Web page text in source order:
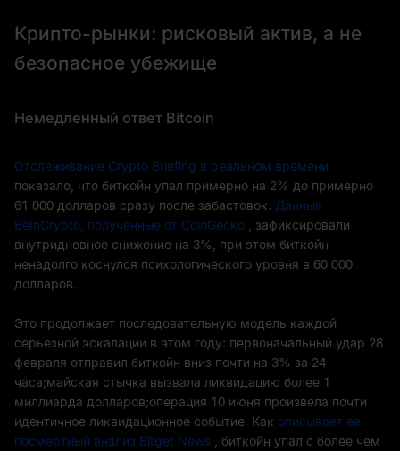
Крипто-рынки: рисковый актив, а не
безопасное убежище
Немедленный ответ Bitcoin
Отслеживание Crypto Briefing в реальном времени
показало, что биткойн упал примерно на 2% до примерно
61 000 долларов сразу после забастовок. Данные
BeInCrypto, полученные от CoinGecko
, зафиксировали
внутридневное снижение на 3%, при этом биткойн
ненадолго коснулся психологического уровня в 60 000
долларов.
Это продолжает последовательную модель каждой
серьезной эскалации в этом году: первоначальный удар 28
февраля отправил биткойн вниз почти на 3% за 24
часа;майская стычка вызвала ликвидацию более 1
миллиарда долларов;операция 10 июня произвела почти
идентичное ликвидационное событие. Как описывает ее
посмертный анализ Bitget News
, биткойн упал с более чем